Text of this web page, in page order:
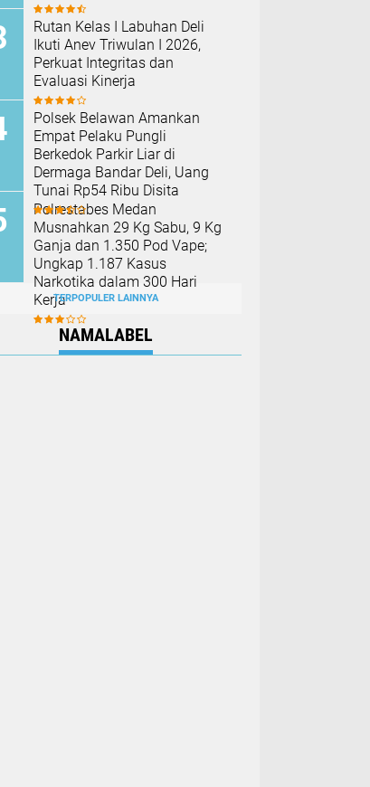
Rutan Kelas I Labuhan Deli
Ikuti Anev Triwulan I 2026,
Perkuat Integritas dan
Evaluasi Kinerja
Polsek Belawan Amankan
Empat Pelaku Pungli
Berkedok Parkir Liar di
Dermaga Bandar Deli, Uang
Tunai Rp54 Ribu Disita
Polrestabes Medan
Musnahkan 29 Kg Sabu, 9 Kg
Ganja dan 1.350 Pod Vape;
Ungkap 1.187 Kasus
Narkotika dalam 300 Hari
KerjaTERPOPULER LAINNYA
NAMALABEL